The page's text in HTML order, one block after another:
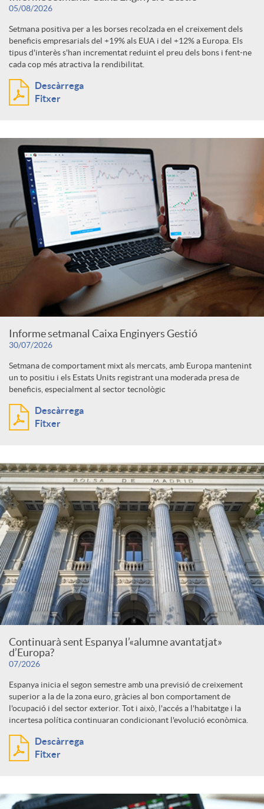
s
s
i
o
n
b
e
c
e
r
a
u
l
t
a
d
o
s
o
c
u
ó
p
e
r
c
a
t
g
o
r
e
s
c
a
d
o
r
d
e
c
o
n
t
i
n
g
u
t
s
05/08/2026
Setmana positiva per a les borses recolzada en el creixement dels
beneficis empresarials del +19% als EUA i del +12% a Europa. Els
tipus d'interès s'han incrementat reduint el preu dels bons i fent-ne
cada cop més atractiva la rendibilitat.
Descàrrega
Fitxer
Informe setmanal Caixa Enginyers Gestió
30/07/2026
Setmana de comportament mixt als mercats, amb Europa mantenint
un to positiu i els Estats Units registrant una moderada presa de
beneficis, especialment al sector tecnològic
Descàrrega
Fitxer
Continuarà sent Espanya l’«alumne avantatjat»
d’Europa?
07/2026
Espanya inicia el segon semestre amb una previsió de creixement
superior a la de la zona euro, gràcies al bon comportament de
l'ocupació i del sector exterior. Tot i això, l'accés a l'habitatge i la
incertesa política continuaran condicionant l'evolució econòmica.
Descàrrega
Fitxer